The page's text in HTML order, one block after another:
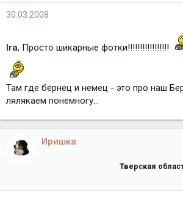
30.03.2008
Ira, Просто шикарные фотки!!!!!!!!!!!!!!!!!
Там где бернец и немец - это про наш
лялякаем понемногу...
Иришка
Тверская